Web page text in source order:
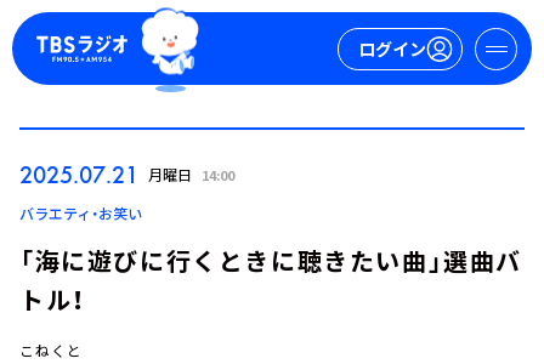
ログイン
ログイン
2025.07.21 月曜日 14:00
バラエティ・お笑い
「海に遊びに行くときに聴きたい曲」選曲バ
トル！
こねくと